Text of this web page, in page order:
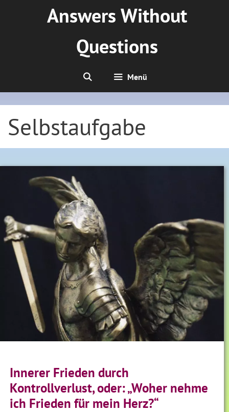
Answers Without
Questions
Menü
Selbstaufgabe
Innerer Frieden durch
Kontrollverlust, oder: „Woher nehme
ich Frieden für mein Herz?“